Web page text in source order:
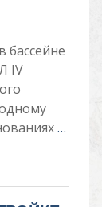
бассейне
IV
…